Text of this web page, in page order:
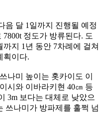
음 달 1일까지 진행될 예정
정도가 방류된다. 도
까지 1년 동안 7차례에 걸쳐
획이다.
나미 높이는 홋카이도 이
시와 이바라키현 40㎝ 등
3m 보다는 대체로 낮았으
쓰나미가 방파제를 훌쩍 넘